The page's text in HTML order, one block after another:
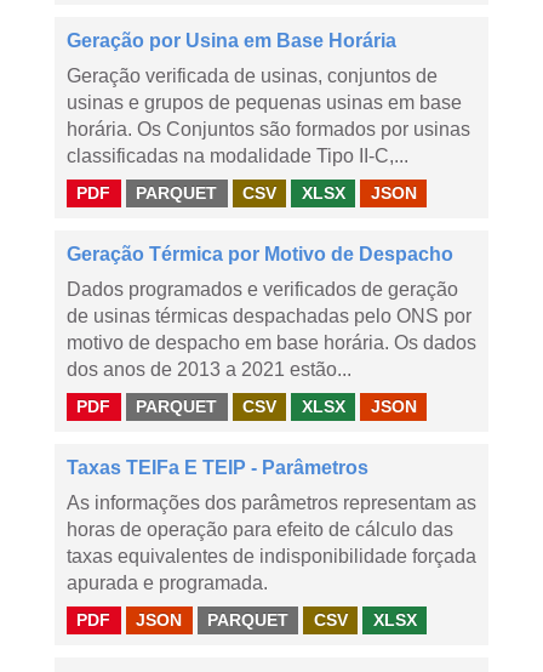
Geração por Usina em Base Horária
Geração verificada de usinas, conjuntos de
usinas e grupos de pequenas usinas em base
horária. Os Conjuntos são formados por usinas
classificadas na modalidade Tipo II-C,...
PDF PARQUET CSV XLSX JSON
Geração Térmica por Motivo de Despacho
Dados programados e verificados de geração
de usinas térmicas despachadas pelo ONS por
motivo de despacho em base horária. Os dados
dos anos de 2013 a 2021 estão...
PDF PARQUET CSV XLSX JSON
Taxas TEIFa E TEIP - Parâmetros
As informações dos parâmetros representam as
horas de operação para efeito de cálculo das
taxas equivalentes de indisponibilidade forçada
apurada e programada.
PDF JSON PARQUET CSV XLSX